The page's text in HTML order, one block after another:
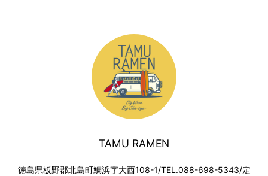
TAMU RAMEN
徳島県板野郡北島町鯛浜字大西108-1/TEL.088-698-5343/定